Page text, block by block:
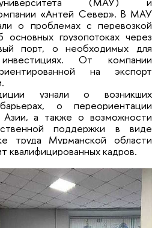
«Антей Север». В МАУ
о проблемах с перевозкой
грузопотоках через
порт, о необходимых для
От компании
на экспорт
узнали о возникших
о переориентации
Азии, а также о возможности
поддержки в виде
труда Мурманской области
квалифицированных кадров.